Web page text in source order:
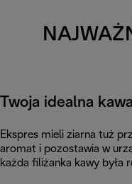
Twoja idealna kawa
Ekspres mieli ziarna tuż
aromat i pozostawia w
każda filiżanka kawy była